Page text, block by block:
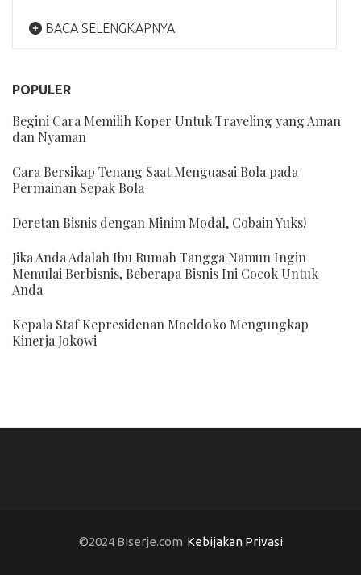
BACA SELENGKAPNYA
POPULER
Begini Cara Memilih Koper Untuk Traveling yang Aman
dan Nyaman
Cara Bersikap Tenang Saat Menguasai Bola pada
Permainan Sepak Bola
Deretan Bisnis dengan Minim Modal, Cobain Yuks!
Jika Anda Adalah Ibu Rumah Tangga Namun Ingin
Memulai Berbisnis, Beberapa Bisnis Ini Cocok Untuk
Anda
Kepala Staf Kepresidenan Moeldoko Mengungkap
Kinerja Jokowi
©2024 Biserje.com Kebijakan Privasi